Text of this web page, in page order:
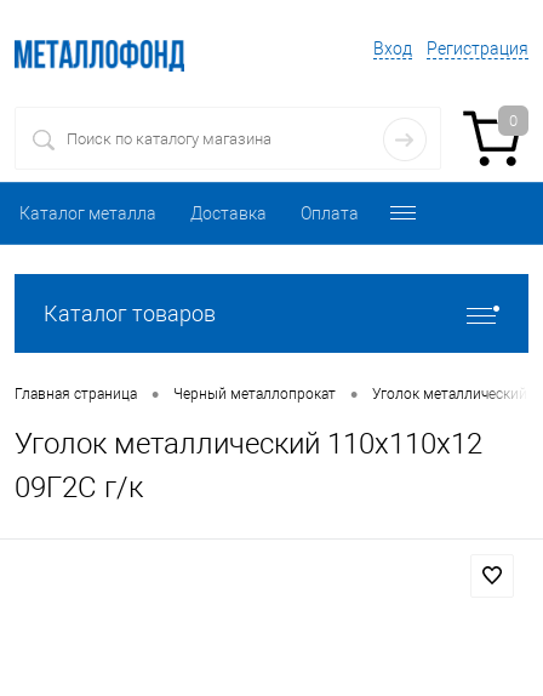
Вход Регистрация
0
Каталог металла Доставка Оплата
Каталог товаров
Главная страница • Черный металлопрокат • Уголок металлический
Уголок металлический 110х110х12
09Г2С г/к